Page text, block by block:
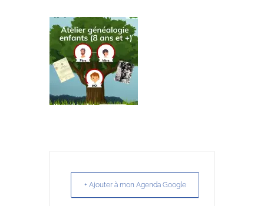
+ Ajouter à mon Agenda Google